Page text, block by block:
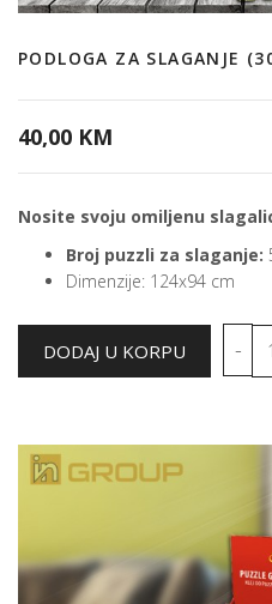
PODLOGA ZA SLAGANJE
40,00 KM
Nosite svoju omiljenu
Broj puzzli za slaganje:
Dimenzije: 124x94 cm